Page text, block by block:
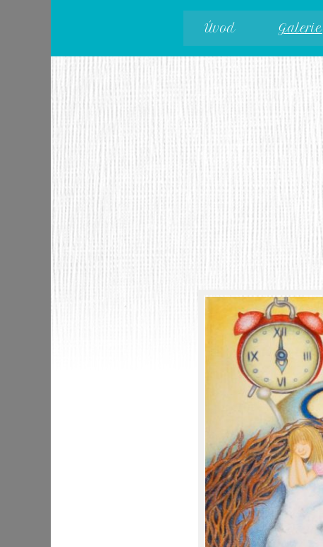
Úvod Galerie